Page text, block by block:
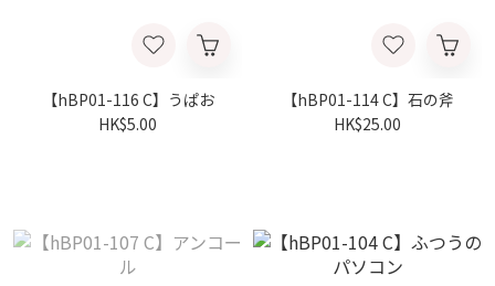
【hBP01-116 C】うぱお
HK$5.00
【hBP01-114 C】石の斧
HK$25.00